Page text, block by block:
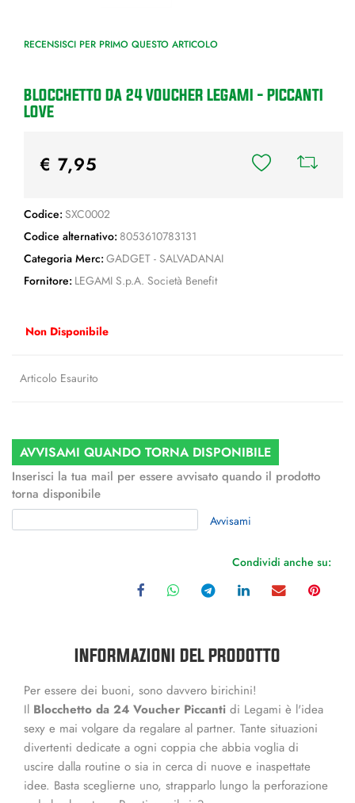
RECENSISCI PER PRIMO QUESTO ARTICOLO
BLOCCHETTO DA 24 VOUCHER LEGAMI - PICCANTI
LOVE
€ 7,95
Codice: SXC0002
Codice alternativo: 8053610783131
Categoria Merc: GADGET - SALVADANAI
Fornitore: LEGAMI S.p.A. Società Benefit
Non Disponibile
Articolo Esaurito
AVVISAMI QUANDO TORNA DISPONIBILE
Inserisci la tua mail per essere avvisato quando il prodotto
torna disponibile
Avvisami
Condividi anche su:
INFORMAZIONI DEL PRODOTTO
Per essere dei buoni, sono davvero birichini!
Il Blocchetto da 24 Voucher Piccanti di Legami è l'idea
sexy e mai volgare da regalare al partner. Tante situazioni
divertenti dedicate a ogni coppia che abbia voglia di
uscire dalla routine o sia in cerca di nuove e inaspettate
idee. Basta sceglierne uno, strapparlo lungo la perforazione